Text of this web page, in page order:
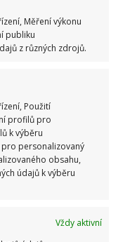
Měření výkonu
publiku
z různých zdrojů.
Použití
profilů pro
k výběru
personalizovaný
obsahu,
údajů k výběru
Vždy aktivní
by svůj půvab
do dešťové nebo
hotovo. Musíte
pouze jednou